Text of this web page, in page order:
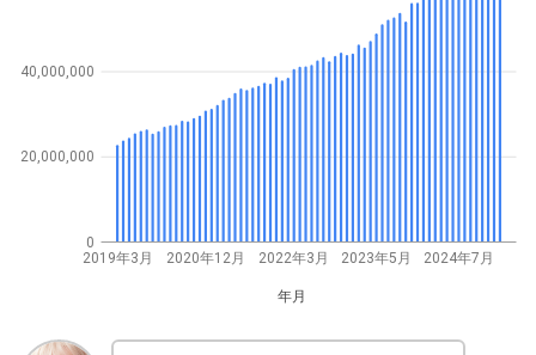
2019年3月 2020年12月 2022年3月 2023年5月 2024年7月
年月
0
20,000,000
40,000,000